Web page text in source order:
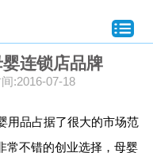
连锁店品牌
:2016-07-18
品占据了很大的市场范
常不错的创业选择， 母婴